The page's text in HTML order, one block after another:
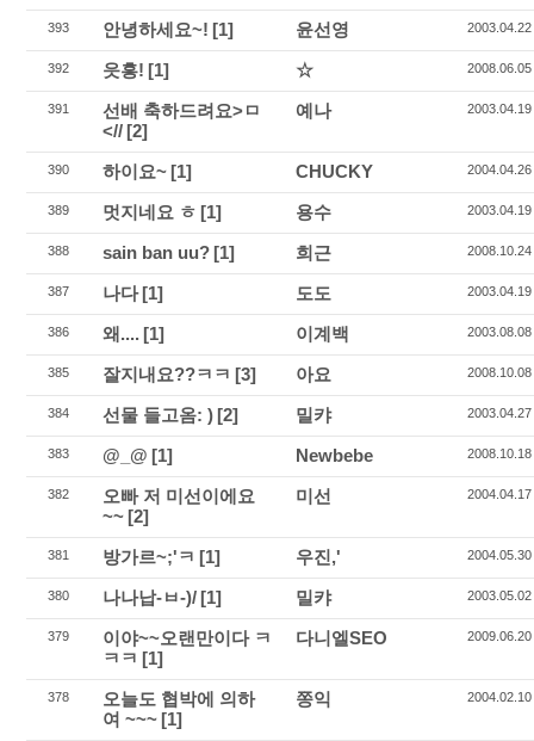
393 안녕하세요~! [1] 윤선영 2003.04.22
392 읏흥! [1] ☆ 2008.06.05
391
선배 축하드려요>ㅁ
<// [2]
예나 2003.04.19
390 하이요~ [1] CHUCKY 2004.04.26
389 멋지네요 ㅎ [1] 용수 2003.04.19
388 sain ban uu? [1] 희근 2008.10.24
387 나다[1] 도도 2003.04.19
386 왜.... [1] 이계백 2003.08.08
385 잘지내요??ㅋㅋ [3] 아요 2008.10.08
384 선물 들고옴: ) [2] 밀캬 2003.04.27
383 @_@ [1] Newbebe 2008.10.18
382
오빠 저 미선이에요
~~ [2]
미선 2004.04.17
381 방가르~;'ㅋ [1] 우진,' 2004.05.30
380 나나납-ㅂ-)/ [1] 밀캬 2003.05.02
379
이야~~오랜만이다 ㅋ
ㅋㅋ [1]
다니엘SEO 2009.06.20
378
오늘도 협박에 의하
여 ~~~ [1]
쫑익 2004.02.10